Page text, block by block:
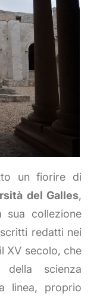
un fiorire di
del Galles,
sua collezione
redatti nei
XV secolo, che
scienza
linea, proprio